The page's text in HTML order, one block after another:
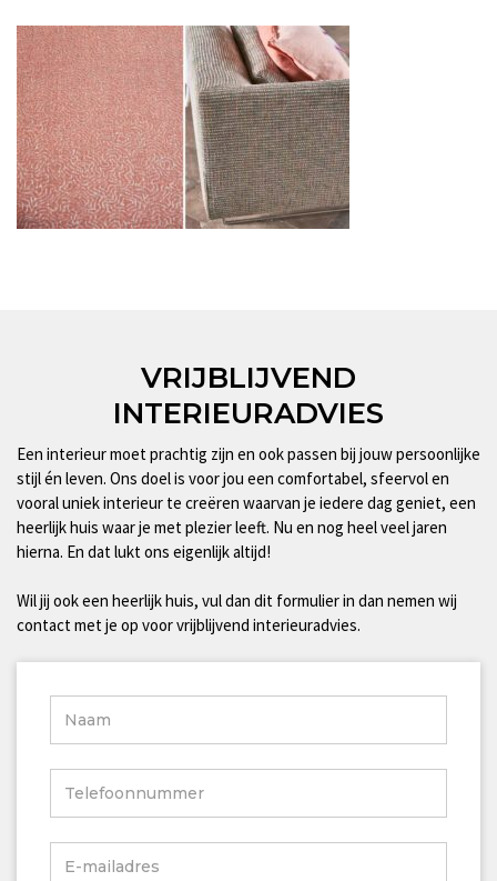
VRIJBLIJVEND
INTERIEURADVIES
Een interieur moet prachtig zijn en ook passen bij jouw persoonlijke
stijl én leven. Ons doel is voor jou een comfortabel, sfeervol en
vooral uniek interieur te creëren waarvan je iedere dag geniet, een
heerlijk huis waar je met plezier leeft. Nu en nog heel veel jaren
hierna. En dat lukt ons eigenlijk altijd!
Wil jij ook een heerlijk huis, vul dan dit formulier in dan nemen wij
contact met je op voor vrijblijvend interieuradvies.